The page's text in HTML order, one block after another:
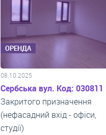
ОРЕНДА
08.10.2025
Сербська вул. Код: 030811
Закритого призначення
(нефасадний вхід - офіси,
студії)